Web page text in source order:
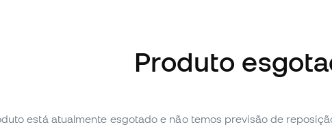
Ver mais imagens (2)Produto
está atualmente esgotado e não temos previsão de